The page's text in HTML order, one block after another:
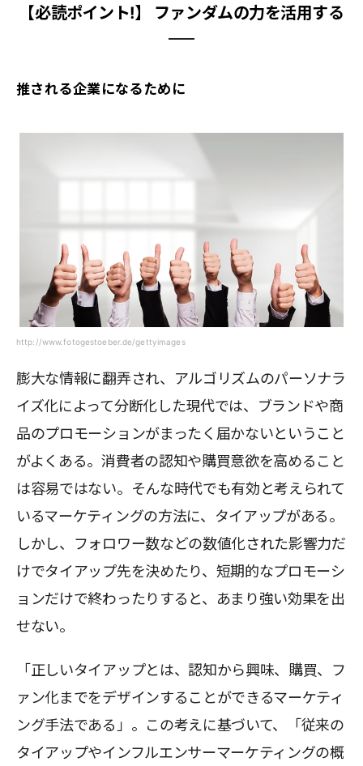
【必読ポイント!】 ファンダムの力を活用する
推される企業になるために
http://www.fotogestoeber.de/gettyimages
膨大な情報に翻弄され、アルゴリズムのパーソナラ
イズ化によって分断化した現代では、ブランドや商
品のプロモーションがまったく届かないということ
がよくある。消費者の認知や購買意欲を高めること
は容易ではない。そんな時代でも有効と考えられて
いるマーケティングの方法に、タイアップがある。
しかし、フォロワー数などの数値化された影響力だ
けでタイアップ先を決めたり、短期的なプロモーシ
ョンだけで終わったりすると、あまり強い効果を出
せない。
「正しいタイアップとは、認知から興味、購買、フ
ァン化までをデザインすることができるマーケティ
ング手法である」。この考えに基づいて、「従来の
タイアップやインフルエンサーマーケティングの概